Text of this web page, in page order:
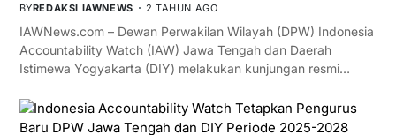
BYREDAKSI IAWNEWS 2 TAHUN AGO
IAWNews.com – Dewan Perwakilan Wilayah (DPW) Indonesia
Accountability Watch (IAW) Jawa Tengah dan Daerah
Istimewa Yogyakarta (DIY) melakukan kunjungan resmi…